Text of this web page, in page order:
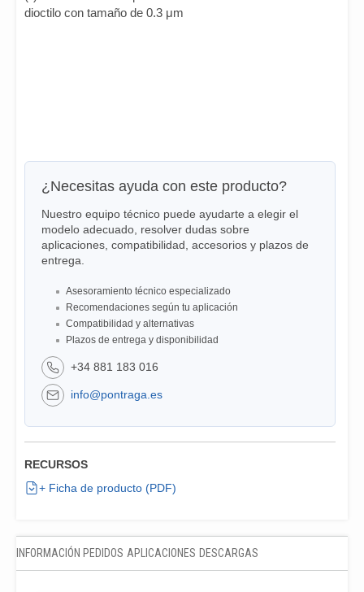
dioctilo con tamaño de 0.3 μm
¿Necesitas ayuda con este producto?
Nuestro equipo técnico puede ayudarte a elegir el
modelo adecuado, resolver dudas sobre
aplicaciones, compatibilidad, accesorios y plazos de
entrega.
Asesoramiento técnico especializado
Recomendaciones según tu aplicación
Compatibilidad y alternativas
Plazos de entrega y disponibilidad
+34 881 183 016
info@pontraga.es
RECURSOS
+ Ficha de producto (PDF)
INFORMACIÓN PEDIDOS APLICACIONES DESCARGAS